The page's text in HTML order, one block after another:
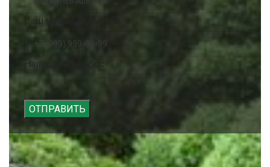
Ваш номер телефона
Напишите вопрос
ОТПРАВИТЬ